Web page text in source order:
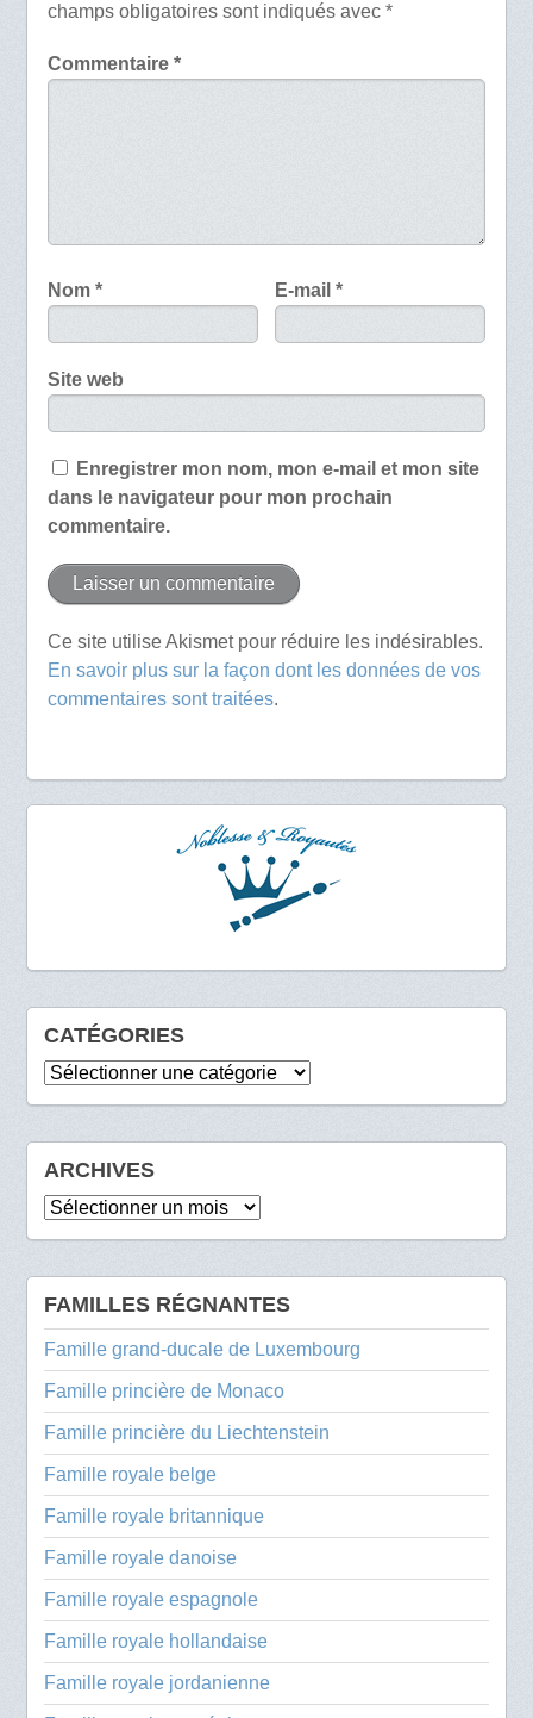
champs obligatoires sont indiqués avec *
Commentaire *
Nom * E-mail*
Site web
Enregistrer mon nom, mon e-mail et mon site
dans le navigateur pour mon prochain
commentaire.
Ce site utilise Akismet pour réduire les indésirables.
En savoir plus sur la façon dont les données de vos
commentaires sont traitées.
CATÉGORIES
Catégories
ARCHIVES
Archives
FAMILLES RÉGNANTES
Famille grand-ducale de Luxembourg
Famille princière de Monaco
Famille princière du Liechtenstein
Famille royale belge
Famille royale britannique
Famille royale danoise
Famille royale espagnole
Famille royale hollandaise
Famille royale jordanienne